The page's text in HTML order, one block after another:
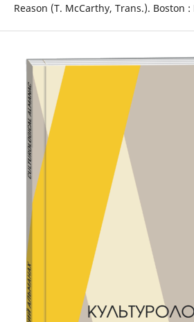
Reason (T. McCarthy, Trans.). Boston :